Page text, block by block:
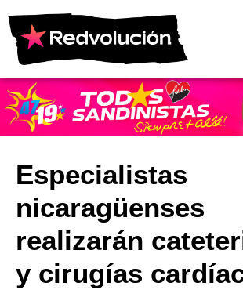
Especialistas
nicaragüenses
realizarán
y cirugías